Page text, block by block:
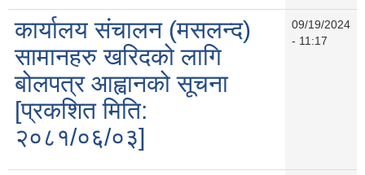
कार्यालय संचालन (मसलन्द)
सामानहरु खरिदको लागि
बोलपत्र आह्वानको सूचना
[प्रकशित मिति:
२०८१/०६/०३]
09/19/2024
- 11:17